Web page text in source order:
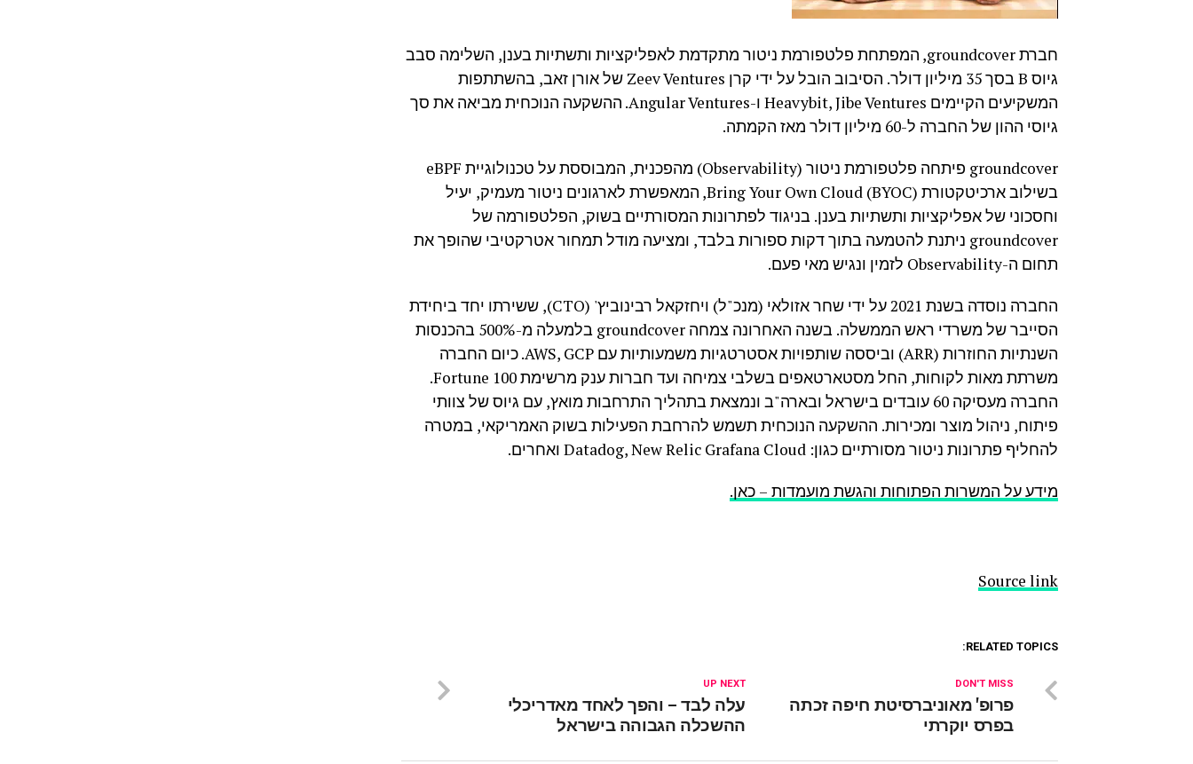
חברת groundcover, המפתחת פלטפורמת ניטור מתקדמת לאפליקציות ותשתיות בענן, השלימה סבב
גיוס B בסך 35 מיליון דולר. הסיבוב הובל על ידי קרן Zeev Ventures של אורן זאב, בהשתתפות
המשקיעים הקיימים Heavybit, Jibe Ventures ו-Angular Ventures. ההשקעה הנוכחית מביאה את סך
גיוסי ההון של החברה ל-60 מיליון דולר מאז הקמתה.
groundcover פיתחה פלטפורמת ניטור (Observability) מהפכנית, המבוססת על טכנולוגיית eBPF
בשילוב ארכיטקטורת (Bring Your Own Cloud (BYOC, המאפשרת לארגונים ניטור מעמיק, יעיל
וחסכוני של אפליקציות ותשתיות בענן. בניגוד לפתרונות המסורתיים בשוק, הפלטפורמה של
groundcover ניתנת להטמעה בתוך דקות ספורות בלבד, ומציעה מודל תמחור אטרקטיבי שהופך את
תחום ה-Observability לזמין ונגיש מאי פעם.
החברה נוסדה בשנת 2021 על ידי שחר אזולאי (מנכ"ל) ויחזקאל רבינוביץ' (CTO), ששירתו יחד ביחידת
הסייבר של משרדי ראש הממשלה. בשנה האחרונה צמחה groundcover בלמעלה מ-500% בהכנסות
השנתיות החוזרות (ARR) וביססה שותפויות אסטרטגיות משמעותיות עם AWS, GCP. כיום החברה
משרתת מאות לקוחות, החל מסטארטאפים בשלבי צמיחה ועד חברות ענק מרשימת Fortune 100.
החברה מעסיקה 60 עובדים בישראל ובארה"ב ונמצאת בתהליך התרחבות מואץ, עם גיוס של צוותי
פיתוח, ניהול מוצר ומכירות. ההשקעה הנוכחית תשמש להרחבת הפעילות בשוק האמריקאי, במטרה
להחליף פתרונות ניטור מסורתיים כגון: Datadog, New Relic Grafana Cloud ואחרים.
מידע על המשרות הפתוחות והגשת מועמדות – כאן.
Source link
RELATED TOPICS:
UP NEXT
עלה לבד – והפך לאחד מאדריכלי
ההשכלה הגבוהה בישראל
DON'T MISS
פרופ' מאוניברסיטת חיפה זכתה
בפרס יוקרתי